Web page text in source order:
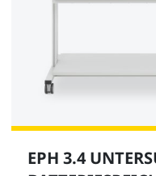
EPH 3.4